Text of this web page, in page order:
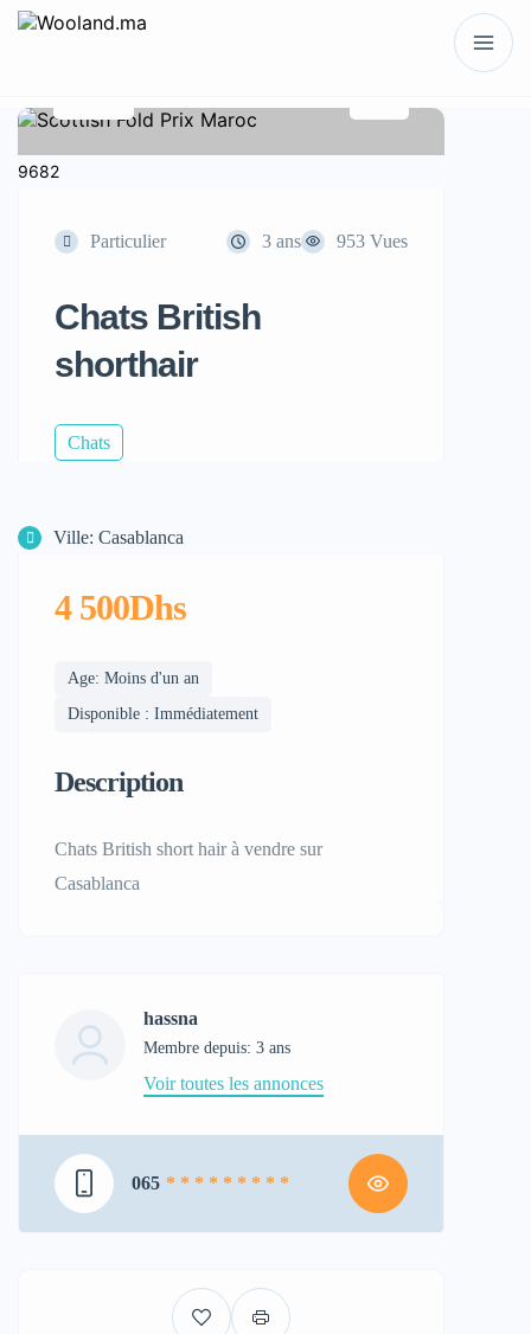
9682
Particulier 3 ans 953 Vues
Chats British
shorthair
Chats
Ville: Casablanca
4 500Dhs
Age: Moins d'un an
Disponible : Immédiatement
Description
Chats British short hair à vendre sur
Casablanca
hassna
Membre depuis: 3 ans
Voir toutes les annonces
065 * * * * * * * * *